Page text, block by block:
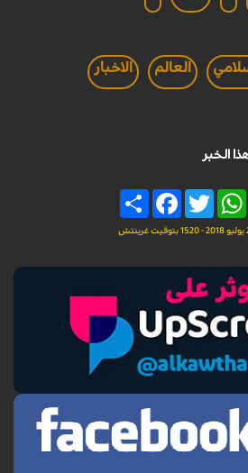
العالم الاخبار
الخبر
Share
FacebookTwitter
WhatsApp